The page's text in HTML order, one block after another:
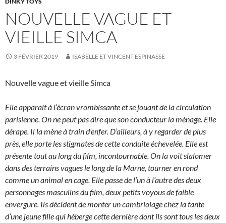
NOUVELLE VAGUE ET
VIEILLE SIMCA
3 FÉVRIER 2019 ISABELLE ET VINCENT ESPINASSE
Nouvelle vague et vieille Simca
Elle apparait à l’écran vrombissante et se jouant de la circulation
parisienne. On ne peut pas dire que son conducteur la ménage. Elle
dérape. Il la mène à train d’enfer. D’ailleurs, à y regarder de plus
près, elle porte les stigmates de cette conduite échevelée. Elle est
présente tout au long du film, incontournable. On la voit slalomer
dans des terrains vagues le long de la Marne, tourner en rond
comme un animal en cage. Elle passe de l’un à l’autre des deux
personnages masculins du film, deux petits voyous de faible
envergure. Ils décident de monter un cambriolage chez la tante
d’une jeune fille qui héberge cette dernière dont ils sont tous les deux